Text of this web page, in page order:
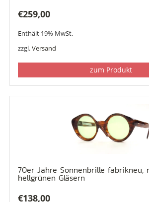
€259,00
Enthält 19% MwSt.
zzgl.Versand
zum Produkt
70er Jahre Sonnenbrille fabrikneu,
hellgrünen Gläsern
€138,00